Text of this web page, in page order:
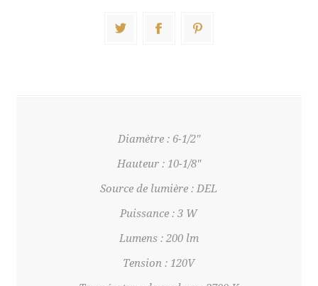
Diamètre : 6-1/2"
Hauteur : 10-1/8"
Source de lumière : DEL
Puissance : 3 W
Lumens : 200 lm
Tension : 120V